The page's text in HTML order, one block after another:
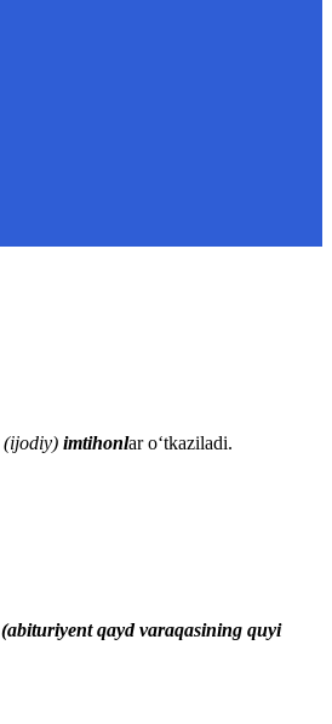
(ijodiy) imtihonlar o‘tkaziladi.
(abituriyent qayd varaqasining quyi